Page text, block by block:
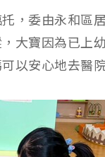
，委由永和區
大寶因為已上
以安心地去醫